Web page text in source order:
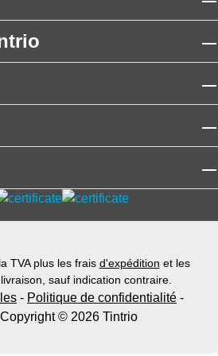
TVA plus les frais d'expédition et les
sauf indication contraire.
- Politique de confidentialité -
© 2026 Tintrio